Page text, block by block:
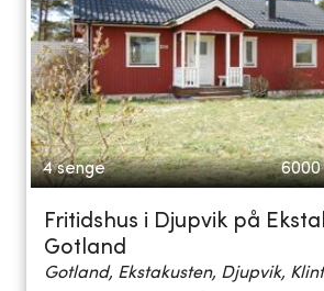
4 senge
Fritidshus i Djupvik på
Gotland
Gotland, Ekstakusten, Djupvik,